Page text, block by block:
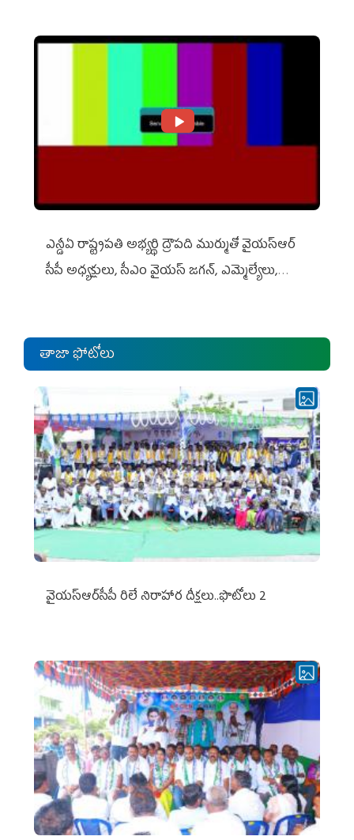
ఎన్డీఏ రాష్ట్ర‌ప‌తి అభ్య‌ర్థి ద్రౌప‌ది ముర్ముతో వైయ‌స్ఆర్
సీపీ అధ్య‌క్షులు, సీఎం వైయ‌స్ జ‌గ‌న్, ఎమ్మెల్యేలు,
తాజా ఫోటోలు
వైయ‌స్ఆర్‌సీపీ రిలే నిరాహార దీక్షలు..ఫొటోలు 2